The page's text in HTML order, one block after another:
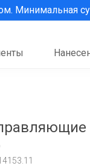
Минимальная